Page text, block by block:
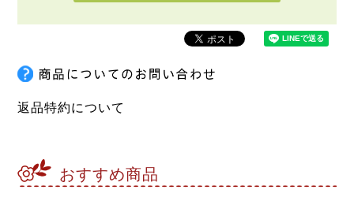
返品特約について
おすすめ商品